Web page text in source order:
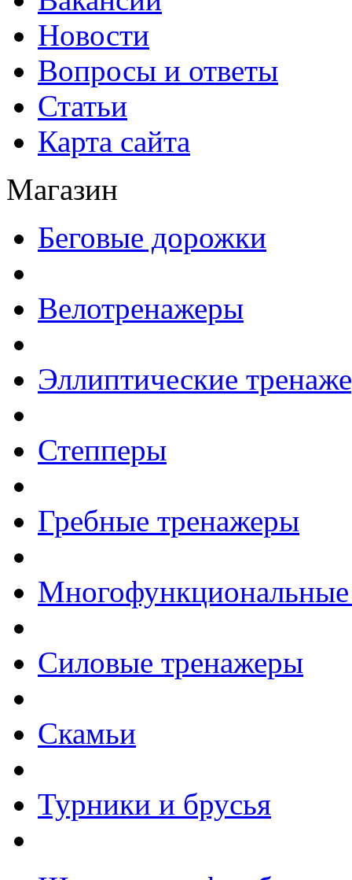
Новости
Вопросы и ответы
Статьи
Карта сайта
Магазин
Беговые дорожки
Велотренажеры
Эллиптические
Степперы
Гребные тренажеры
Силовые тренажеры
Скамьи
Турники и брусья